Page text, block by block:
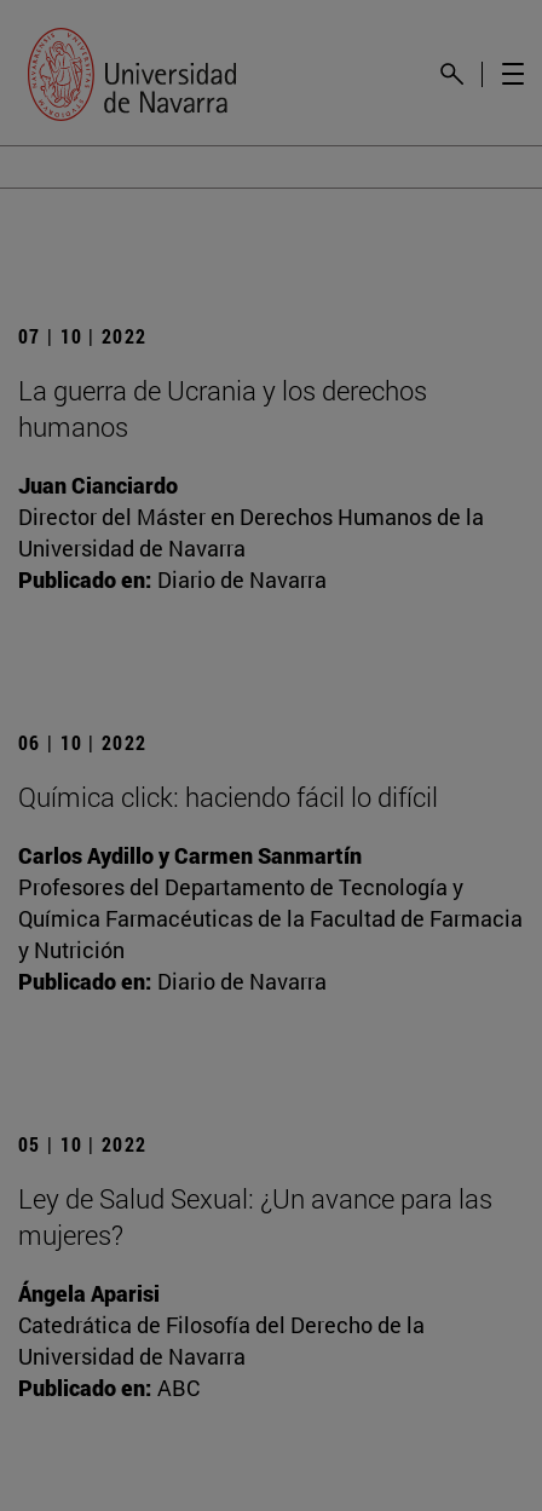
07 | 10 | 2022
La guerra de Ucrania y los derechos
humanos
Juan Cianciardo
Director del Máster en Derechos Humanos de la
Universidad de Navarra
Publicado en: Diario de Navarra
06 | 10 | 2022
Química click: haciendo fácil lo difícil
Carlos Aydillo y Carmen Sanmartín
Profesores del Departamento de Tecnología y
Química Farmacéuticas de la Facultad de Farmacia
y Nutrición
Publicado en: Diario de Navarra
05 | 10 | 2022
Ley de Salud Sexual: ¿Un avance para las
mujeres?
Ángela Aparisi
Catedrática de Filosofía del Derecho de la
Universidad de Navarra
Publicado en: ABC